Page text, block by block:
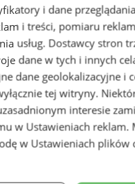
i dane
i treści, pomiaru
usług. Dostawcy stron
dane w tych i innych
dane geolokalizacyjne i
tej witryny.
interesie
w Ustawieniach reklam.
w Ustawieniach plików